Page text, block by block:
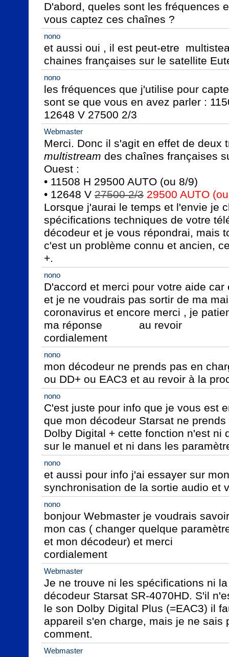
D'abord, queles sont les fréquences
vous captez ces chaînes ?
nono
et aussi oui , il est peut-etre
chaines françaises sur le satellite
nono
les fréquences que j'utilise pour
sont se que vous en avez parler :
12648 V 27500 2/3
Webmaster
multistream des chaînes françaises
Ouest :
• 11508 H 29500 AUTO (ou 8/9)
• 12648 V 27500 2/3 29500 AUTO
Lorsque j'aurai le temps et l'envie je
spécifications techniques de votre
décodeur et je vous répondrai, mais
c'est un problème connu et ancien,
+.
nono
D'accord et merci pour votre aide
et je ne voudrais pas sortir de ma
coronavirus et encore merci , je
ma réponse            au revoir
cordialement
nono
mon décodeur ne prends pas en
ou DD+ ou EAC3 et au revoir à la
nono
C'est juste pour info que je vous est
que mon décodeur Starsat ne
Dolby Digital + cette fonction n'est ni
sur le manuel et ni dans les
nono
et aussi pour info j'ai essayer sur
synchronisation de la sortie audio et
nono
bonjour Webmaster je voudrais
mon cas ( changer quelque
et mon décodeur) et merci
cordialement
Webmaster
Je ne trouve ni les spécifications ni
décodeur Starsat SR-4070HD. S'il
le son Dolby Digital Plus (=EAC3) il
appareil s'en charge, mais je ne sais
comment.
Webmaster